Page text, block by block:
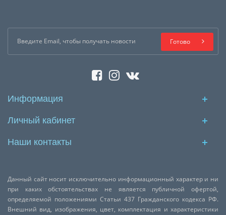
Готово
Информация
Личный кабинет
Наши контакты
Данный сайт носит исключительно информационный характер и ни
при каких обстоятельствах не является публичной офертой,
определяемой положениями Статьи 437 Гражданского кодекса РФ.
Внешний вид, изображения, цвет, комплектация и характеристики